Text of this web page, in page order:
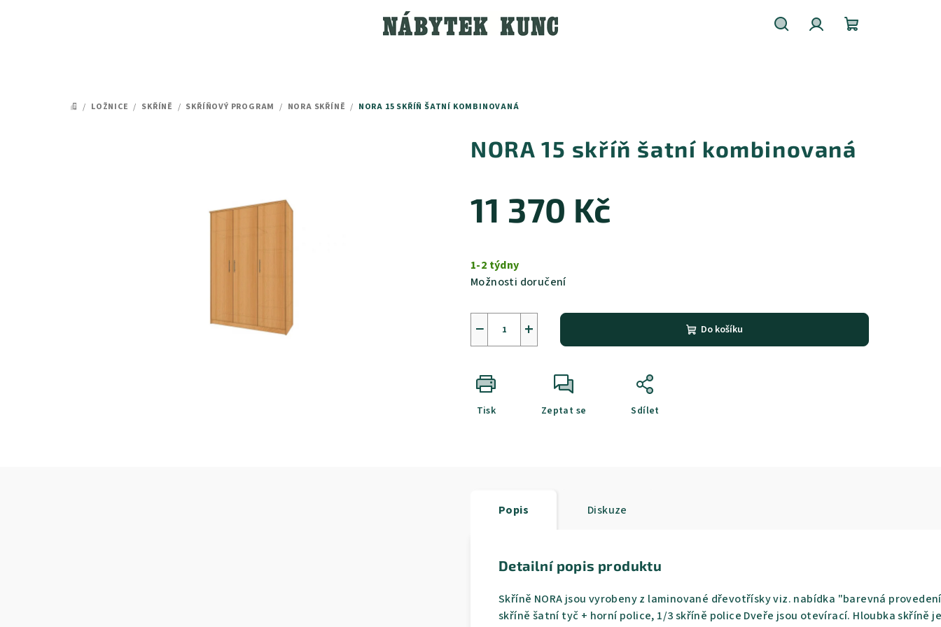
DOMŮ
/ LOŽNICE / SKŘÍNĚ / SKŘÍŇOVÝ PROGRAM / NORA SKŘÍNĚ / NORA 15 SKŘÍŇ ŠATNÍ KOMBINOVANÁ
NORA 15 skříň šatní kombinovaná
11 370 Kč
cena:
1-2 týdny
Možnosti doručení
+
− Do košíku
Tisk Zeptat se Sdílet
Popis Diskuze
Detailní popis produktu
Skříně NORA jsou vyrobeny z laminované dřevotřísky viz. nabídka "barevná
skříně šatní tyč + horní police, 1/3 skříně police Dveře jsou otevírací. Hloubka skříně je